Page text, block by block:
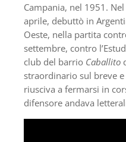
Campania, nel 1951.
aprile, debuttò in
Oeste, nella partita
settembre, contro
club del barrio Caballito
straordinario sul breve
riusciva a fermarsi in
difensore andava